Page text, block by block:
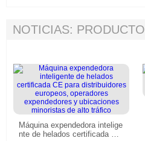
NOTICIAS: PRODUCTO
Máquina expendedora intelige
nte de helados certificada CE